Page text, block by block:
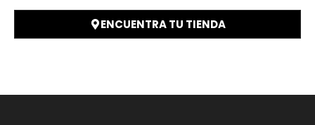
ENCUENTRA TU TIENDA